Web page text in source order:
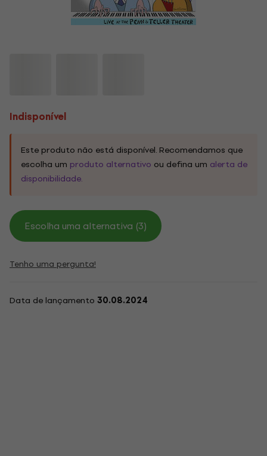
Indisponível
Este produto não está disponível. Recomendamos que
escolha um produto alternativo ou defina um alerta de
disponibilidade.
Escolha uma alternativa (3)
Tenho uma pergunta!
Data de lançamento 30.08.2024